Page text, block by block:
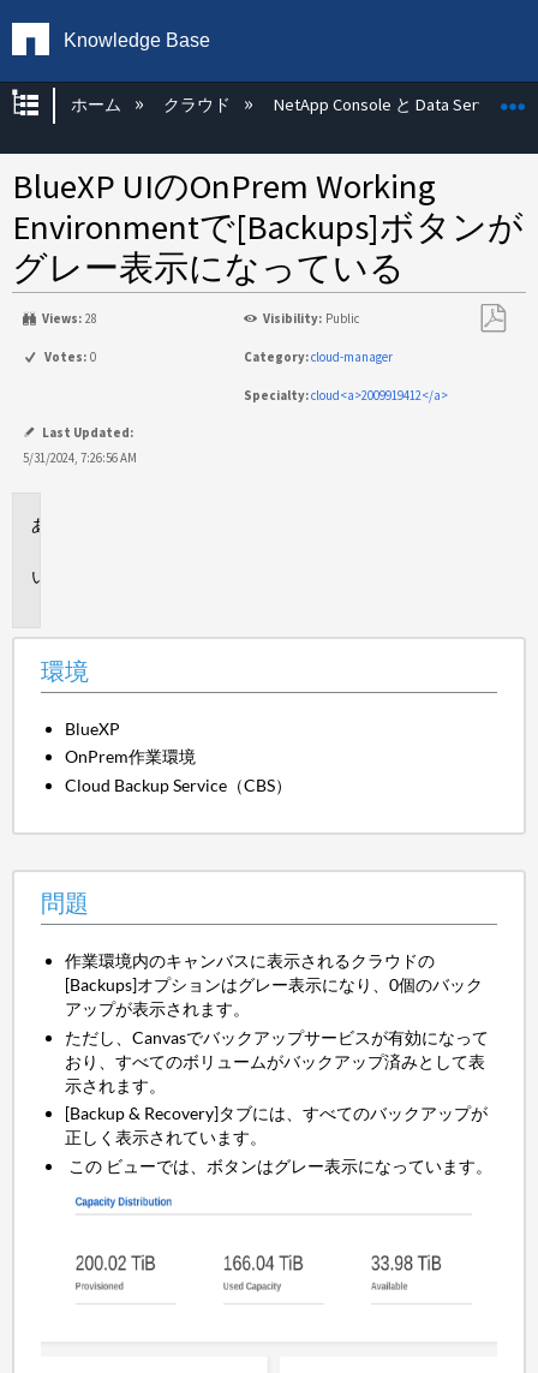
Knowledge Base
グローバル階層を展開/折りたたむ
ホーム クラウド NetApp Console と Data Services
BlueXP UIのOnPrem Working
Environmentで[Backups]ボタンが
グレー表示になっている
Views: 28 Visibility: Public
Votes: 0 Category:cloud-manager
Specialty:cloud<a>2009919412</a>
Last Updated:
5/31/2024, 7:26:56 AM
環境
BlueXP
OnPrem作業環境
Cloud Backup Service（CBS）
問題
作業環境内のキャンバスに表示されるクラウドの
[Backups]オプションはグレー表示になり、0個のバック
アップが表示されます。
ただし、Canvasでバックアップサービスが有効になって
おり、すべてのボリュームがバックアップ済みとして表
示されます。
[Backup & Recovery]タブには、すべてのバックアップが
正しく表示されています。
この ビューでは、ボタンはグレー表示になっています。